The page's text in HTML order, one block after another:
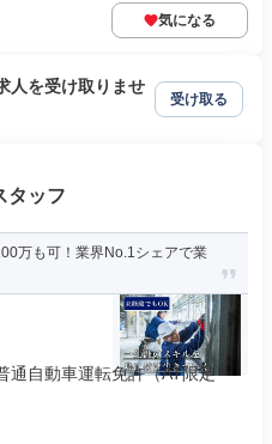
気になる
人を受け取りませ
受け取る
タッフ
万も可！業界No.1シェアで業
通自動車運転免許（AT限定